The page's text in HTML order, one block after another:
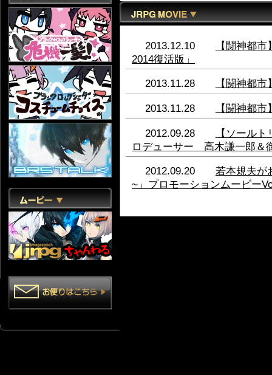
2013.12.10
【闘神都
2014復活版」
2013.11.28 【闘神都
2013.11.28 【闘神都
2012.09.28
【ソール
ロデューサー 高木謙一郎＆
2012.09.20 若本規夫が
~」プロモーションムービー